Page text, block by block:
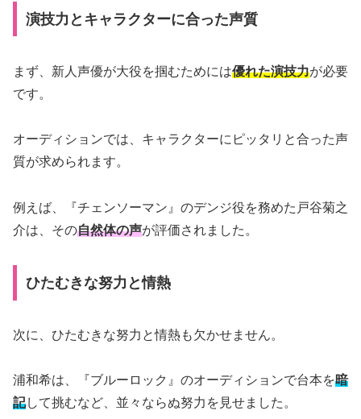
演技力とキャラクターに合った声質
まず、新人声優が大役を掴むためには優れた演技力が必要
です。
オーディションでは、キャラクターにピッタリと合った声
質が求められます。
例えば、『チェンソーマン』のデンジ役を務めた戸谷菊之
介は、その自然体の声が評価されました。
ひたむきな努力と情熱
次に、ひたむきな努力と情熱も欠かせません。
浦和希は、『ブルーロック』のオーディションで台本を暗
記して挑むなど、並々ならぬ努力を見せました。